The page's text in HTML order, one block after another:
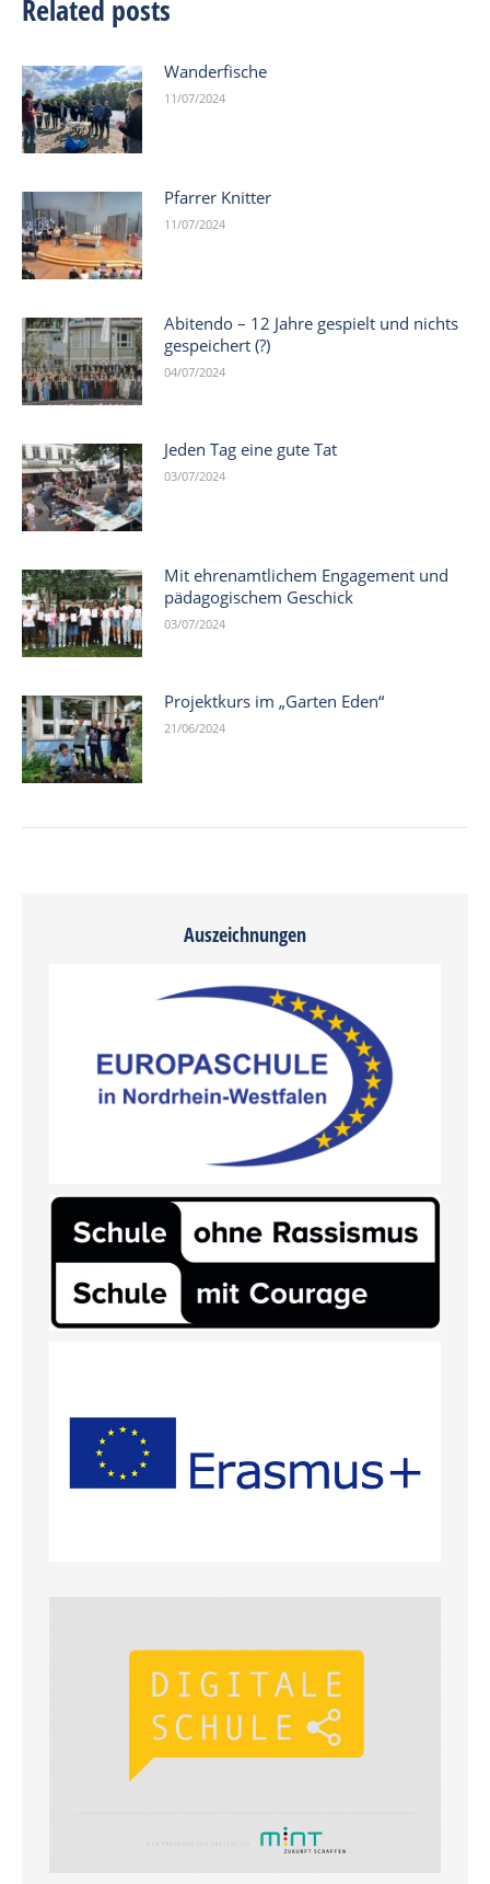
Related posts
Wanderfische
11/07/2024
Pfarrer Knitter
11/07/2024
Abitendo – 12 Jahre gespielt und nichts
gespeichert (?)
04/07/2024
Jeden Tag eine gute Tat
03/07/2024
Mit ehrenamtlichem Engagement und
pädagogischem Geschick
03/07/2024
Projektkurs im „Garten Eden“
21/06/2024
Auszeichnungen